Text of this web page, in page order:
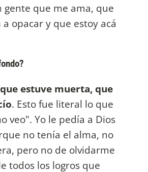
que me ama, que
opacar y que estoy acá
estuve muerta, que
. Esto fue literal lo que
veo". Yo le pedía a Dios
no tenía el alma, no
pero no de olvidarme
todos los logros que